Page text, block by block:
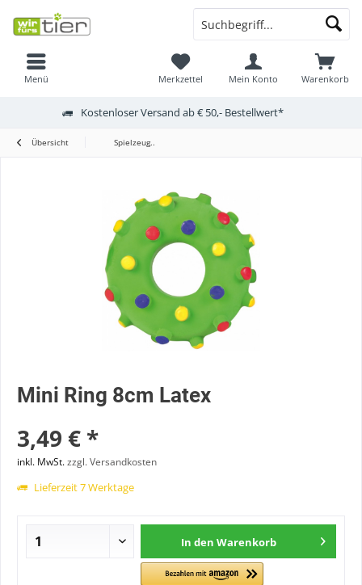
Menü Warenkorb
Merkzettel Mein Konto
Kostenloser Versand ab € 50,- Bestellwert*
Übersicht Spielzeug..
Mini Ring 8cm Latex
3,49 € *
inkl. MwSt.zzgl. Versandkosten
Lieferzeit 7 Werktage
In den Warenkorb